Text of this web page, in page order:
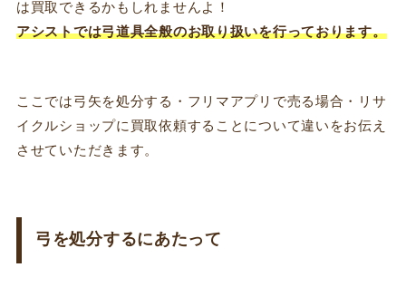
は買取できるかもしれませんよ！
アシストでは弓道具全般のお取り扱いを行っております。
ここでは弓矢を処分する・フリマアプリで売る場合・リサ
イクルショップに買取依頼することについて違いをお伝え
させていただきます。
弓を処分するにあたって